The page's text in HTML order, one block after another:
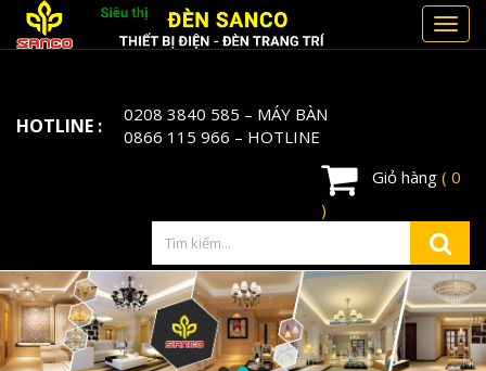
HOTLINE : 0208 3840 585 – MÁY BÀN
0866 115 966 – HOTLINE
Giỏ hàng ( 0
)